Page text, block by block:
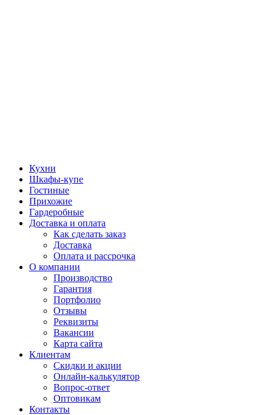
Кухни
Шкафы-купе
Гостиные
Прихожие
Гардеробные
Доставка и оплата
Как сделать заказ
Доставка
Оплата и рассрочка
О компании
Производство
Гарантия
Портфолио
Отзывы
Реквизиты
Вакансии
Карта сайта
Клиентам
Скидки и акции
Онлайн-калькулятор
Вопрос-ответ
Оптовикам
Контакты